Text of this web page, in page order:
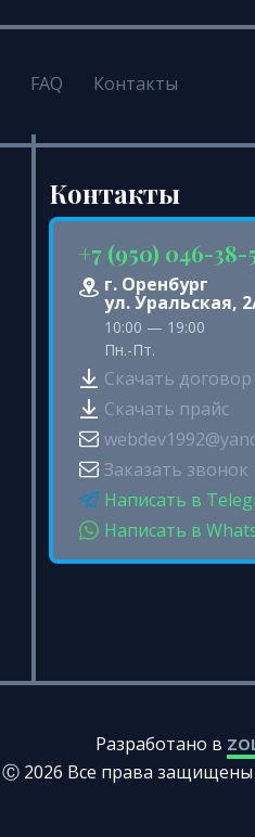
FAQ Контакты
Контакты
+7 (950) 046-38-
г. Оренбург
ул. Уральская,
10:00 — 19:00
Пн.-Пт.
Скачать договор
Скачать прайс
Заказать звонок
Написать в
Написать в
Разработано в
Ⓒ 2026 Все права защищены